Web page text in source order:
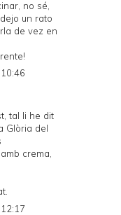
no sé,
un rato
de vez en
tal li he dit
Glòria del
crema,